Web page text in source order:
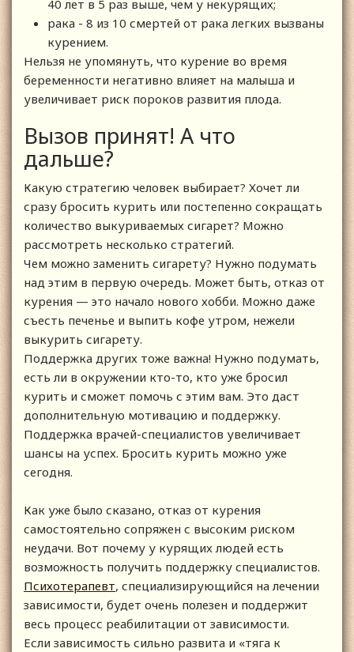
40 лет в 5 раз выше, чем у некурящих;
рака - 8 из 10 смертей от рака легких вызваны
курением.
Нельзя не упомянуть, что курение во время
беременности негативно влияет на малыша и
увеличивает риск пороков развития плода.
Вызов принят! А что
дальше?
Какую стратегию человек выбирает? Хочет ли
сразу бросить курить или постепенно сокращать
количество выкуриваемых сигарет? Можно
рассмотреть несколько стратегий.
Чем можно заменить сигарету? Нужно подумать
над этим в первую очередь. Может быть, отказ от
курения — это начало нового хобби. Можно даже
съесть печенье и выпить кофе утром, нежели
выкурить сигарету.
Поддержка других тоже важна! Нужно подумать,
есть ли в окружении кто-то, кто уже бросил
курить и сможет помочь с этим вам. Это даст
дополнительную мотивацию и поддержку.
Поддержка врачей-специалистов увеличивает
шансы на успех. Бросить курить можно уже
сегодня.
Как уже было сказано, отказ от курения
самостоятельно сопряжен с высоким риском
неудачи. Вот почему у курящих людей есть
возможность получить поддержку специалистов.
Психотерапевт, специализирующийся на лечении
зависимости, будет очень полезен и поддержит
весь процесс реабилитации от зависимости.
Если зависимость сильно развита и «тяга к